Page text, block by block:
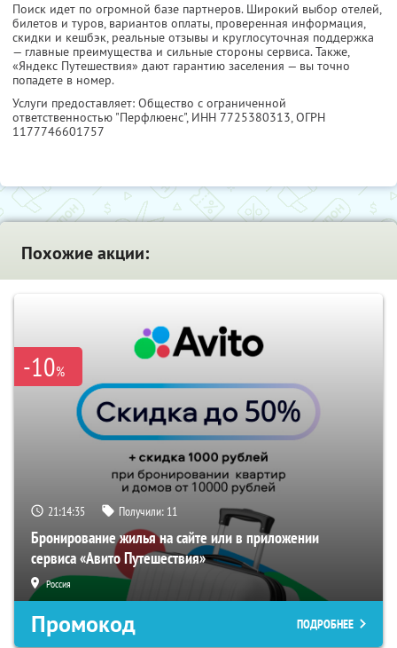
Поиск идет по огромной базе партнеров. Широкий выбор отелей,
билетов и туров, вариантов оплаты, проверенная информация,
скидки и кешбэк, реальные отзывы и круглосуточная поддержка
— главные преимущества и сильные стороны сервиса. Также,
«Яндекс Путешествия» дают гарантию заселения — вы точно
попадете в номер.
Услуги предоставляет: Общество с ограниченной
ответственностью "Перфлюенс", ИНН 7725380313, ОГРН
1177746601757
Похожие акции:
-10%
21:14:35 Получили: 11
Бронирование жилья на сайте или в приложении
сервиса «Авито Путешествия»
Россия
Промокод ПОДРОБНЕЕ